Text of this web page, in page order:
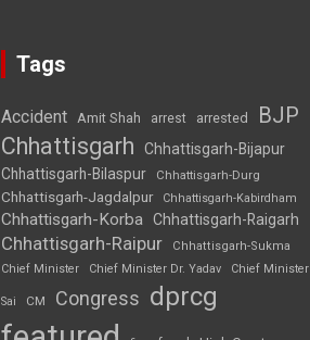
Tags
Accident Amit Shah arrest arrested BJP
Chhattisgarh
Chhattisgarh-Bijapur
Chhattisgarh-Bilaspur
Chhattisgarh-Durg
Chhattisgarh-Jagdalpur Chhattisgarh-Kabirdham
Chhattisgarh-Korba Chhattisgarh-Raigarh
Chhattisgarh-Raipur
Chhattisgarh-Sukma
Chief Minister
Chief Minister Dr. Yadav Chief Minister
Sai CM Congress dprcg